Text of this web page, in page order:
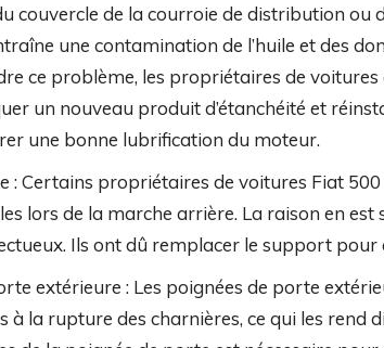
couvercle de la courroie de distribution ou
une contamination de l’huile et des
ce problème, les propriétaires de
un nouveau produit d’étanchéité et
une bonne lubrification du moteur.
: Certains propriétaires de voitures Fiat
lors de la marche arrière. La raison en
Ils ont dû remplacer le support pour
extérieure : Les poignées de porte
la rupture des charnières, ce qui les rend